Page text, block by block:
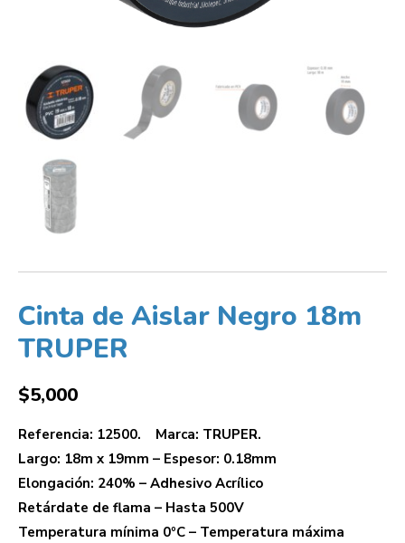
Cinta de Aislar Negro 18m
TRUPER
$5,000
Referencia: 12500. Marca: TRUPER.
Largo: 18m x 19mm – Espesor: 0.18mm
Elongación: 240% – Adhesivo Acrílico
Retárdate de flama – Hasta 500V
Temperatura mínima 0ºC – Temperatura máxima